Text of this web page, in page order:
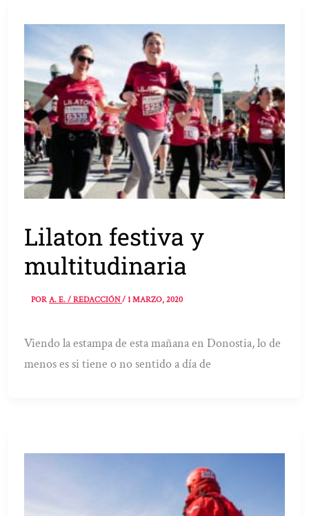
Lilaton festiva y
multitudinaria
PORA. E. / REDACCIÓN/1 MARZO, 2020
Viendo la estampa de esta mañana en Donostia, lo de
menos es si tiene o no sentido a día de